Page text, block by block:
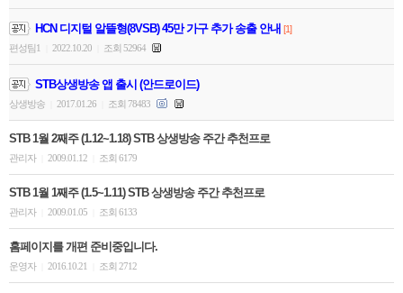
HCN 디지털 알뜰형(8VSB) 45만 가구 추가 송출 안내 [1]
편성팀1
2022.10.20 조회 52964
STB상생방송 앱 출시 (안드로이드)
상생방송 2017.01.26 조회 78483
STB 1월 2째주 (1.12~1.18) STB 상생방송 주간 추천프로
관리자 2009.01.12 조회 6179
STB 1월 1째주 (1.5~1.11) STB 상생방송 주간 추천프로
관리자 2009.01.05 조회 6133
홈페이지를 개편 준비중입니다.
운영자 2016.10.21 조회 2712